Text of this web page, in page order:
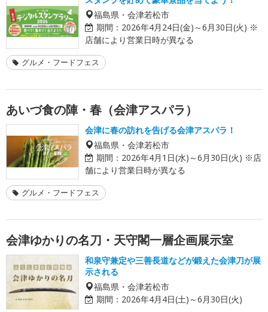
福島県・会津若松市
期間： 2026年4月24日(金)～6月30日(火) ※
店舗により営業日時が異なる
グルメ・フードフェス
あいづ食の陣・春（会津アスパラ）
会津に春の訪れを告げる会津アスパラ！
福島県・会津若松市
期間： 2026年4月1日(水)～6月30日(火) ※店
舗により営業日時が異なる
グルメ・フードフェス
会津ゆかりの名刀・天守閣一層企画展示室
和泉守兼定や三善長道などが鍛えた会津刀が展
示される
福島県・会津若松市
期間： 2026年4月4日(土)～6月30日(火)